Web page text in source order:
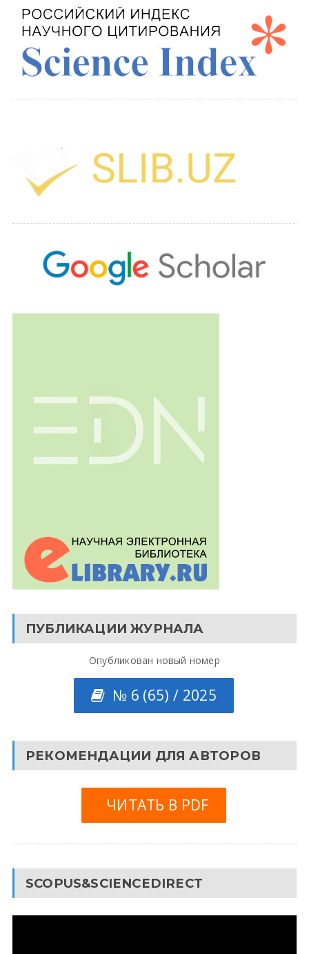
ПУБЛИКАЦИИ ЖУРНАЛА
Опубликован новый номер
№ 6 (65) / 2025
РЕКОМЕНДАЦИИ ДЛЯ АВТОРОВ
ЧИТАТЬ В PDF
SCOPUS&SCIENCEDIRECT